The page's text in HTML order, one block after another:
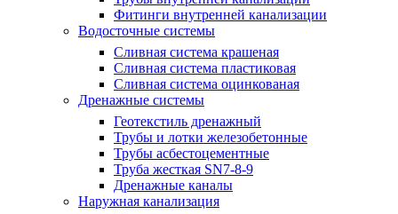
Фитинги внутренней канализации
Водосточные системы
Сливная система крашеная
Сливная система пластиковая
Сливная система оцинкованая
Дренажные системы
Геотекстиль дренажный
Трубы и лотки железобетонные
Трубы асбестоцементные
Труба жесткая SN7-8-9
Дренажные каналы
Наружная канализация